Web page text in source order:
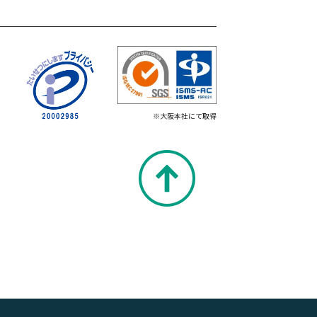
※大阪本社にて取得